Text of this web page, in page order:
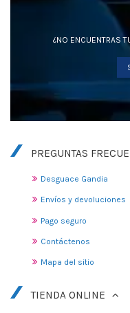
¿NO ENCUENTRAS
PREGUNTAS
Desguace Gandia
Envíos y devoluciones
Pago seguro
Contáctenos
Mapa del sitio
TIENDA ONLINE